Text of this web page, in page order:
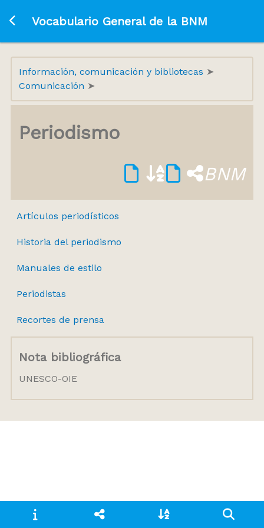
Ir a la página principal
Vocabulario General de la BNM
Información, comunicación y bibliotecas
Comunicación
Periodismo
BNM
Artículos periodísticos
Historia del periodismo
Manuales de estilo
Periodistas
Recortes de prensa
Nota bibliográfica
UNESCO-OIE